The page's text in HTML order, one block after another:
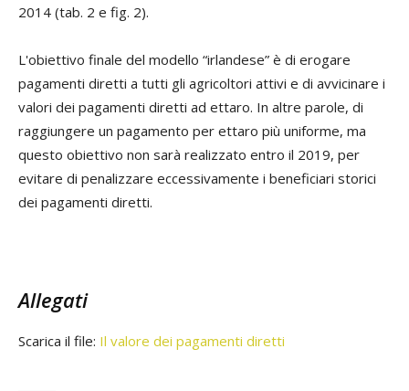
2014 (tab. 2 e fig. 2).
L'obiettivo finale del modello “irlandese” è di erogare
pagamenti diretti a tutti gli agricoltori attivi e di avvicinare i
valori dei pagamenti diretti ad ettaro. In altre parole, di
raggiungere un pagamento per ettaro più uniforme, ma
questo obiettivo non sarà realizzato entro il 2019, per
evitare di penalizzare eccessivamente i beneficiari storici
dei pagamenti diretti.
Allegati
Scarica il file: Il valore dei pagamenti diretti